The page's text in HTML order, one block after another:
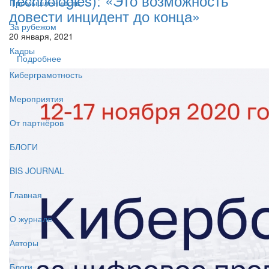
Промышленность
За рубежом
Кадры
Киберграмотность
Мероприятия
От партнёров
БЛОГИ
BIS JOURNAL
Главная
О журнале
Авторы
Блоги
довести инцидент до конца»
20 января, 2021
Подробнее